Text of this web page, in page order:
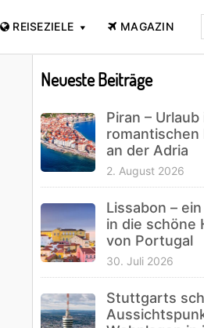
REISEZIELE MAGAZIN
Primary
Sidebar
Neueste Beiträge
Piran –
romantischen
an der Adria
2. August 2026
Lissabon –
in die schöne
von Portugal
30. Juli 2026
Stuttgarts